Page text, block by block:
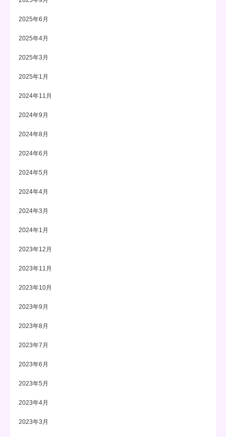
2025年6月
2025年4月
2025年3月
2025年1月
2024年11月
2024年9月
2024年8月
2024年6月
2024年5月
2024年4月
2024年3月
2024年1月
2023年12月
2023年11月
2023年10月
2023年9月
2023年8月
2023年7月
2023年6月
2023年5月
2023年4月
2023年3月